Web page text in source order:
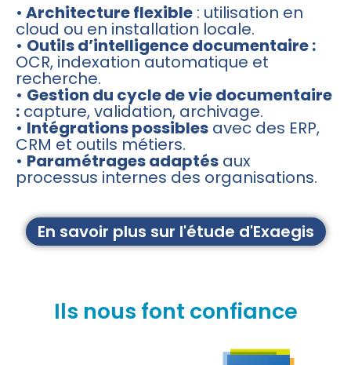
• Architecture flexible : utilisation en
cloud ou en installation locale.
• Outils d’intelligence documentaire :
OCR, indexation automatique et
recherche.
• Gestion du cycle de vie documentaire
: capture, validation, archivage.
• Intégrations possibles avec des ERP,
CRM et outils métiers.
• Paramétrages adaptés aux
processus internes des organisations.
En savoir plus sur l'étude d'Exaegis
Ils nous font confiance